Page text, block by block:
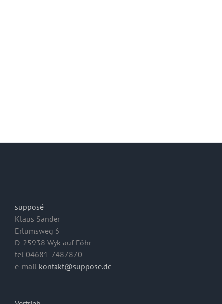
supposé
Klaus Sander
Erlumsweg 6
D-25938 Wyk auf Föhr
tel 04681-7487870
e-mail kontakt@suppose.de